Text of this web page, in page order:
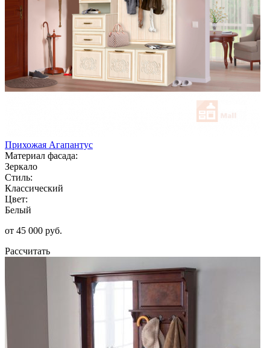
Прихожая Агапантус
Материал фасада:
Зеркало
Стиль:
Классический
Цвет:
Белый
от 45 000 руб.
Рассчитать